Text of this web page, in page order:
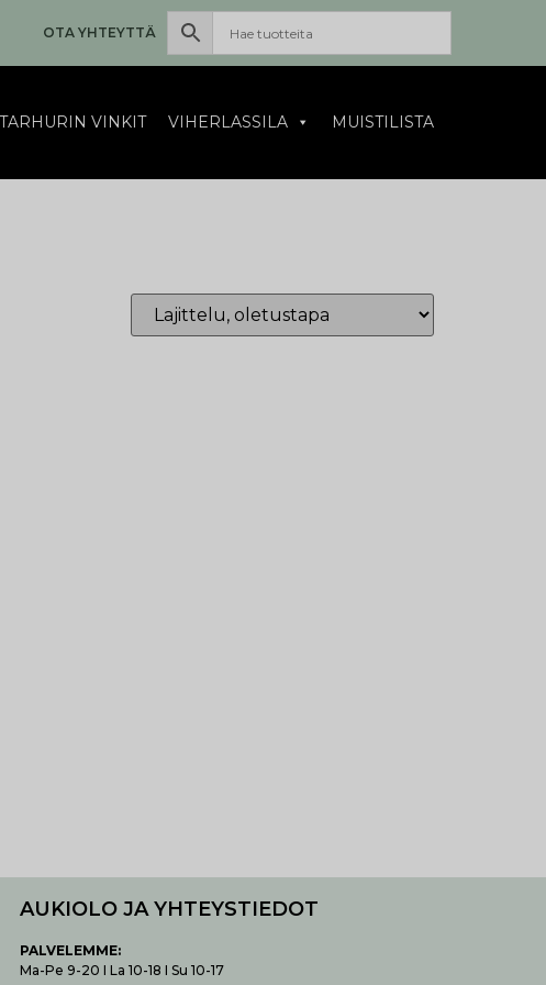
OTA YHTEYTTÄ
VINKIT VIHERLASSILA MUISTILISTA
AUKIOLO JA YHTEYSTIEDOT
PALVELEMME:
Ma-Pe 9-20 I La 10-18 I Su 10-17